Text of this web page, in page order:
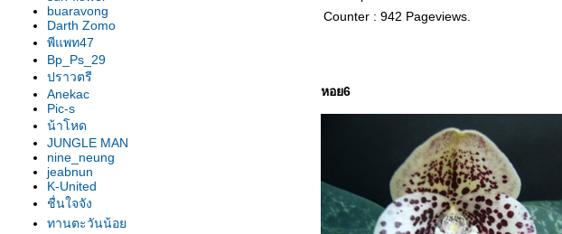
รองเท้านารีฝาหอย ที่2ลาดกระบัง
รองเท้านารี เหลีองปราจีน ต้น
สวนหลวง
รองเท้านารี เหลืองปราจีน "
มิตรภาพ "
รองเท้านารีลูกผสม3สา
รองเท้านารี เหลืองปราจีน"อัญชลี"
รองเท้านารี เหลืองปราจีน "กลมบ็
อก"
รองเท้านารี เหลืองปราจีน "สุธี
วรรณ"
รองเท้านารี เหลืองปราจีน "สาธิต"
buaravong
Darth Zomo
พีแพท47
Bp_Ps_29
ปราวตรี
Anekac
Pic-s
น้าโหด
JUNGLE MAN
nine_neung
jeabnun
K-United
ชื่นใจจัง
ทานตะวันน้อ
Counter : 942 Pageviews.
หอย6